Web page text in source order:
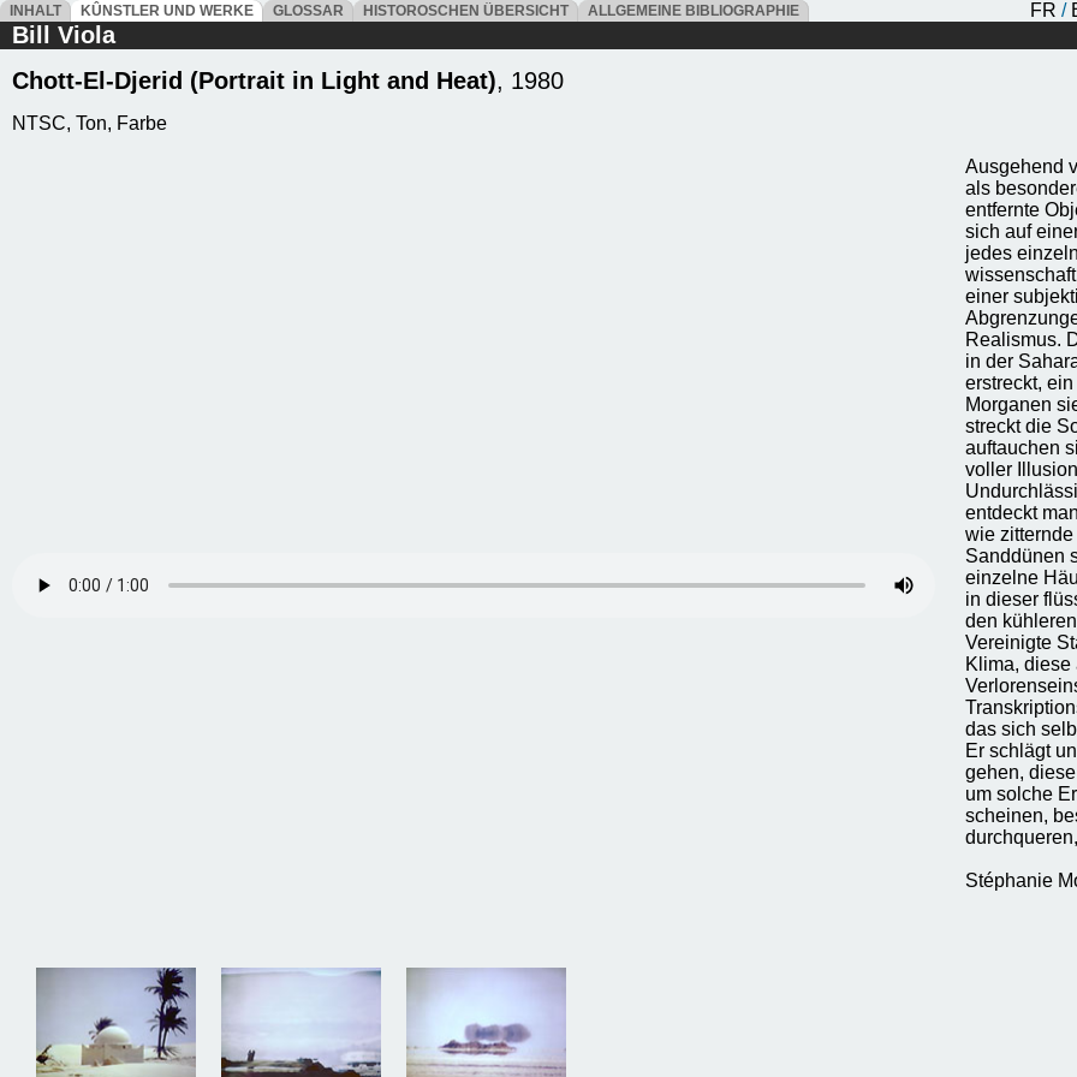
INHALT KÛNSTLER UND WERKE GLOSSAR HISTOROSCHEN ÜBERSICHT ALLGEMEINE BIBLIOGRAPHIE FR /
Bill Viola